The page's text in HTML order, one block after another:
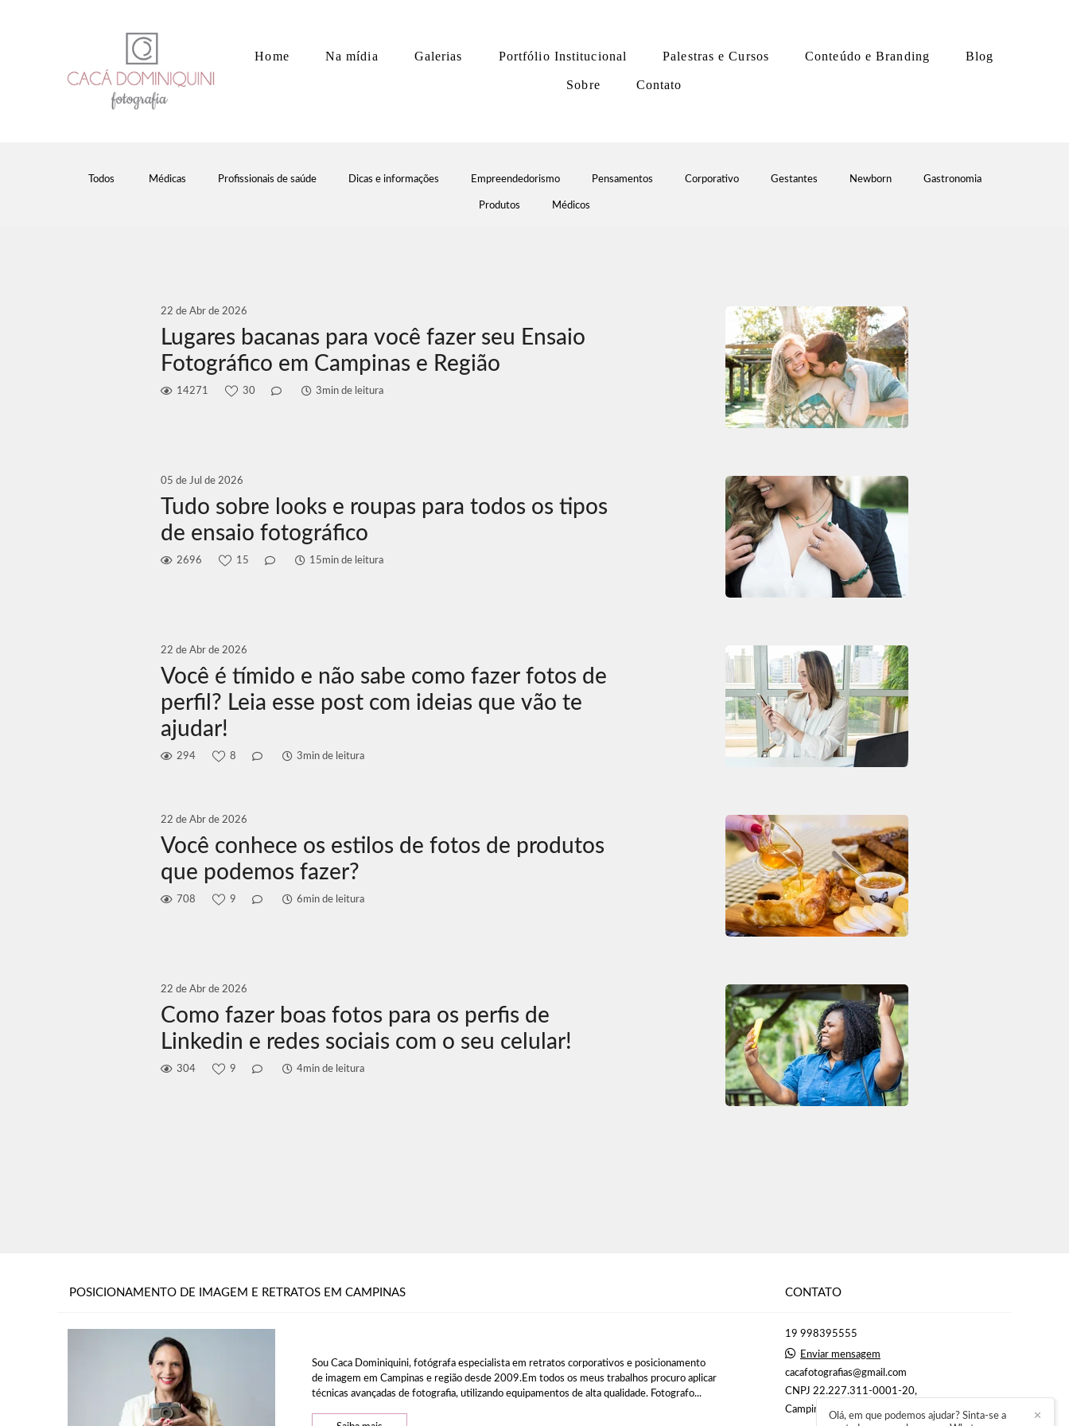
Home Na mídia Galerias Portfólio Institucional Palestras e Cursos Conteúdo e Branding Blog
Sobre Contato
Todos Médicas Profissionais de saúde Dicas e informações Empreendedorismo Pensamentos Corporativo Gestantes Newborn Gastronomia
Produtos Médicos
22 de Abr de 2026
Lugares bacanas para você fazer seu Ensaio
Fotográfico em Campinas e Região
14271 30 3min de leitura
05 de Jul de 2026
Tudo sobre looks e roupas para todos os tipos
de ensaio fotográfico
2696 15 15min de leitura
22 de Abr de 2026
Você é tímido e não sabe como fazer fotos de
perfil? Leia esse post com ideias que vão te
ajudar!
294 8 3min de leitura
22 de Abr de 2026
Você conhece os estilos de fotos de produtos
que podemos fazer?
708 9 6min de leitura
22 de Abr de 2026
Como fazer boas fotos para os perfis de
Linkedin e redes sociais com o seu celular!
304 9 4min de leitura
POSICIONAMENTO DE IMAGEM E RETRATOS EM CAMPINAS
Sou Caca Dominiquini, fotógrafa especialista em retratos corporativos e posicionamento
de imagem em Campinas e região desde 2009.Em todos os meus trabalhos procuro aplicar
técnicas avançadas de fotografia, utilizando equipamentos de alta qualidade. Fotografo...
CONTATO
19 998395555
Enviar mensagem
cacafotografias@gmail.com
CNPJ 22.227.311-0001-20,
Campinas / São Paulo
✕
Olá, em que podemos ajudar? Sinta-se a